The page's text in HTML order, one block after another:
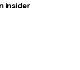
insider